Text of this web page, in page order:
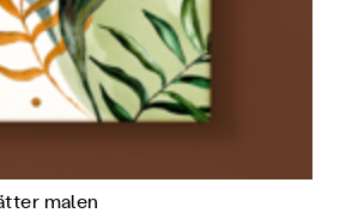
malen